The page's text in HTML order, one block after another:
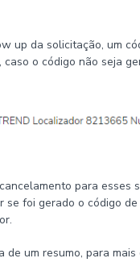
up da solicitação, um
o código não seja
para esses
foi gerado o código
um resumo, para